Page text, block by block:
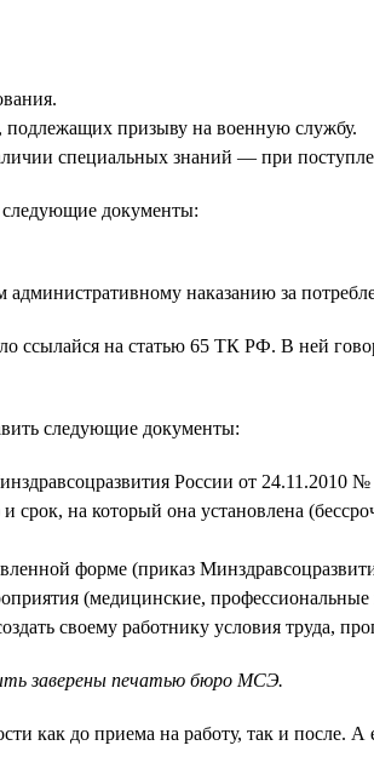
призыву на военную службу.
специальных знаний — при
следующие документы:
наказанию за
ссылайся на статью 65 ТК РФ. В ней
следующие документы:
России от 24.11.2010 №
срок, на который она установлена
форме (приказ
(медицинские,
своему работнику условия труда,
заверены печатью бюро МСЭ.
как до приема на работу, так и после.